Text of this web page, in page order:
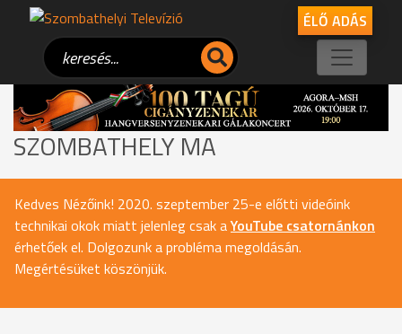
ÉLŐ ADÁS
SZOMBATHELY MA
Kedves Nézőink! 2020. szeptember 25-e előtti videóink
technikai okok miatt jelenleg csak aYouTube csatornánkon
érhetőek el. Dolgozunk a probléma megoldásán.
Megértésüket köszönjük.